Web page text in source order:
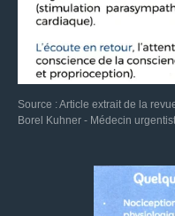
Source : Article extrait de la
Borel Kuhner - Médecin